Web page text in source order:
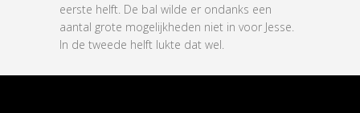
eerste helft. De bal wilde er ondanks een
aantal grote mogelijkheden niet in voor Jesse.
In de tweede helft lukte dat wel.